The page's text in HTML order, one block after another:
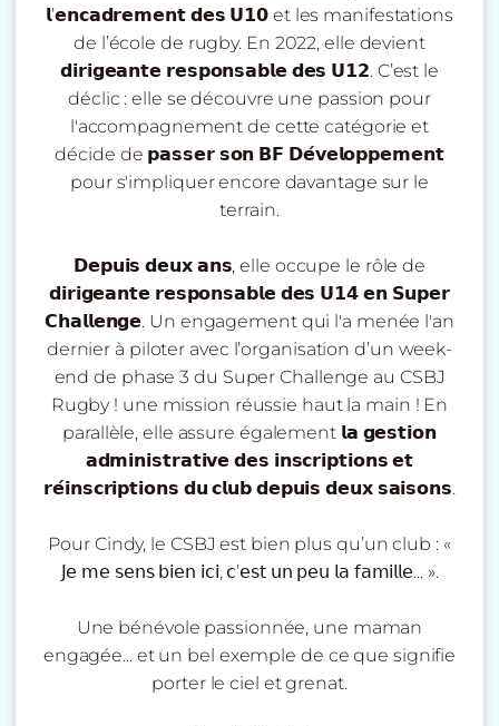
𝗹’𝗲𝗻𝗰𝗮𝗱𝗿𝗲𝗺𝗲𝗻𝘁 𝗱𝗲𝘀 𝗨𝟭𝟬 et les manifestations
de l’école de rugby. En 2022, elle devient
𝗱𝗶𝗿𝗶𝗴𝗲𝗮𝗻𝘁𝗲 𝗿𝗲𝘀𝗽𝗼𝗻𝘀𝗮𝗯𝗹𝗲 𝗱𝗲𝘀 𝗨𝟭𝟮. C’est le
déclic : elle se découvre une passion pour
l'accompagnement de cette catégorie et
décide de 𝗽𝗮𝘀𝘀𝗲𝗿 𝘀𝗼𝗻 𝗕𝗙 𝗗𝗲́𝘃𝗲𝗹𝗼𝗽𝗽𝗲𝗺𝗲𝗻𝘁
pour s'impliquer encore davantage sur le
terrain.
𝗗𝗲𝗽𝘂𝗶𝘀 𝗱𝗲𝘂𝘅 𝗮𝗻𝘀, elle occupe le rôle de
𝗱𝗶𝗿𝗶𝗴𝗲𝗮𝗻𝘁𝗲 𝗿𝗲𝘀𝗽𝗼𝗻𝘀𝗮𝗯𝗹𝗲 𝗱𝗲𝘀 𝗨𝟭𝟰 𝗲𝗻 𝗦𝘂𝗽𝗲𝗿
𝗖𝗵𝗮𝗹𝗹𝗲𝗻𝗴𝗲. Un engagement qui l'a menée l'an
dernier à piloter avec l’organisation d’un week-
end de phase 3 du Super Challenge au CSBJ
Rugby ! une mission réussie haut la main ! En
parallèle, elle assure également 𝗹𝗮 𝗴𝗲𝘀𝘁𝗶𝗼𝗻
𝗮𝗱𝗺𝗶𝗻𝗶𝘀𝘁𝗿𝗮𝘁𝗶𝘃𝗲 𝗱𝗲𝘀 𝗶𝗻𝘀𝗰𝗿𝗶𝗽𝘁𝗶𝗼𝗻𝘀 𝗲𝘁
𝗿𝗲́𝗶𝗻𝘀𝗰𝗿𝗶𝗽𝘁𝗶𝗼𝗻𝘀 𝗱𝘂 𝗰𝗹𝘂𝗯 𝗱𝗲𝗽𝘂𝗶𝘀 𝗱𝗲𝘂𝘅 𝘀𝗮𝗶𝘀𝗼𝗻𝘀.
Pour Cindy, le CSBJ est bien plus qu’un club : «
𝖩𝖾 𝗆𝖾 𝗌𝖾𝗇𝗌 𝖻𝗂𝖾𝗇 𝗂𝖼𝗂, 𝖼’𝖾𝗌𝗍 𝗎𝗇 𝗉𝖾𝗎 𝗅𝖺 𝖿𝖺𝗆𝗂𝗅𝗅𝖾... ».
Une bénévole passionnée, une maman
engagée... et un bel exemple de ce que signifie
porter le ciel et grenat.